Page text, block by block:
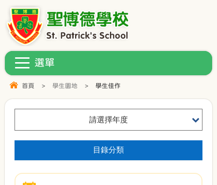
首頁 > 學生園地 > 學生佳作
請選擇年度
目錄分類